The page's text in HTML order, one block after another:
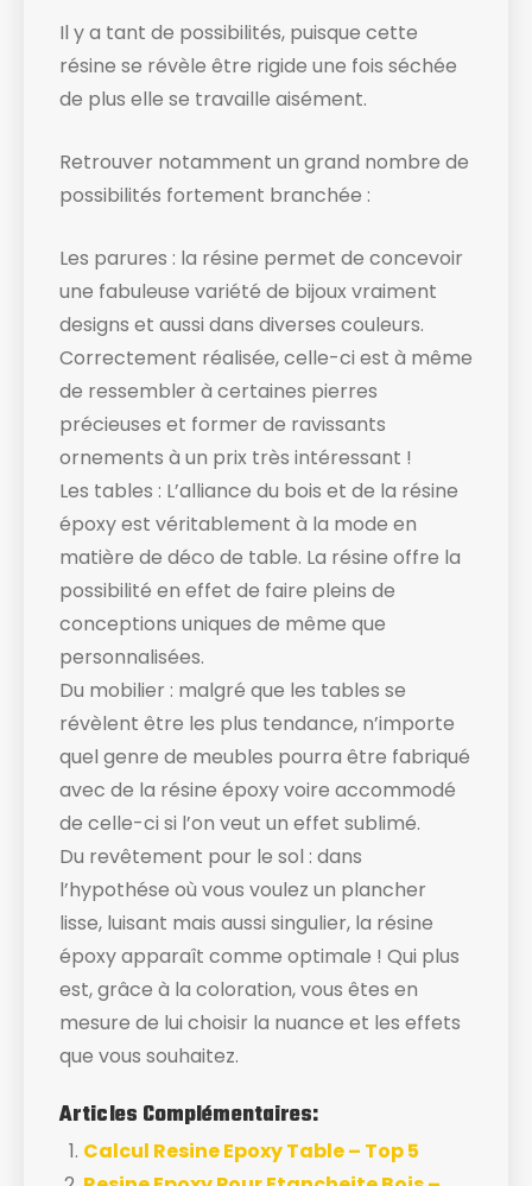
Il y a tant de possibilités, puisque cette
résine se révèle être rigide une fois séchée
de plus elle se travaille aisément.
Retrouver notamment un grand nombre de
possibilités fortement branchée :
Les parures : la résine permet de concevoir
une fabuleuse variété de bijoux vraiment
designs et aussi dans diverses couleurs.
Correctement réalisée, celle-ci est à même
de ressembler à certaines pierres
précieuses et former de ravissants
ornements à un prix très intéressant !
Les tables : L’alliance du bois et de la résine
époxy est véritablement à la mode en
matière de déco de table. La résine offre la
possibilité en effet de faire pleins de
conceptions uniques de même que
personnalisées.
Du mobilier : malgré que les tables se
révèlent être les plus tendance, n’importe
quel genre de meubles pourra être fabriqué
avec de la résine époxy voire accommodé
de celle-ci si l’on veut un effet sublimé.
Du revêtement pour le sol : dans
l’hypothése où vous voulez un plancher
lisse, luisant mais aussi singulier, la résine
époxy apparaît comme optimale ! Qui plus
est, grâce à la coloration, vous êtes en
mesure de lui choisir la nuance et les effets
que vous souhaitez.
Articles Complémentaires:
Calcul Resine Epoxy Table – Top 5